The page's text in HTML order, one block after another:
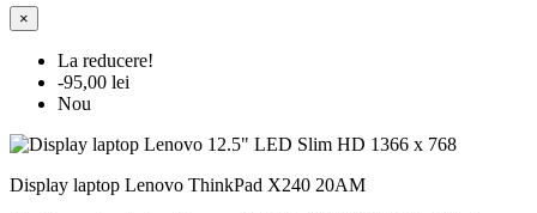
×
La reducere!
-95,00 lei
Nou
Display laptop Lenovo ThinkPad X240 20AM